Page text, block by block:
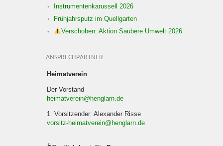
Instrumentenkarussell 2026
Frühjahrsputz im Quellgarten
Verschoben: Aktion Saubere Umwelt 2026
ANSPRECHPARTNER
Heimatverein
Der Vorstand
heimatverein@henglarn.de
1. Vorsitzender: Alexander Risse
vorsitz-heimatverein@henglarn.de